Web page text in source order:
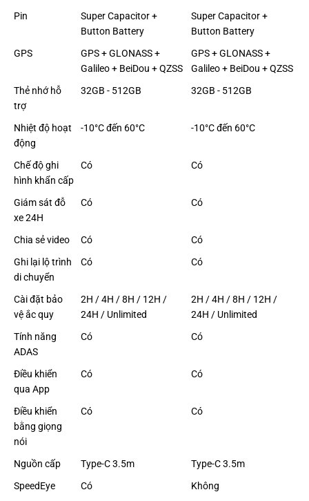
Pin
Super Capacitor +
Button Battery
Super Capacitor +
Button Battery
GPS
GPS + GLONASS +
Galileo + BeiDou + QZSS
GPS + GLONASS +
Galileo + BeiDou + QZSS
Thẻ nhớ hỗ
trợ
32GB - 512GB 32GB - 512GB
Nhiệt độ hoạt
động
-10°C đến 60°C -10°C đến 60°C
Chế độ ghi
hình khẩn cấp
Có Có
Giám sát đỗ
xe 24H
Có Có
Chia sẻ video Có
Có
Ghi lại lộ trình
di chuyển
Có Có
Cài đặt bảo
vệ ắc quy
2H / 4H / 8H / 12H /
24H / Unlimited
2H / 4H / 8H / 12H /
24H / Unlimited
Tính năng
ADAS
Có Có
Điều khiển
qua App
Có Có
Điều khiển
bằng giọng
nói
Có Có
Nguồn cấp Type-C 3.5m
Type-C 3.5m
SpeedEye
Có
Không